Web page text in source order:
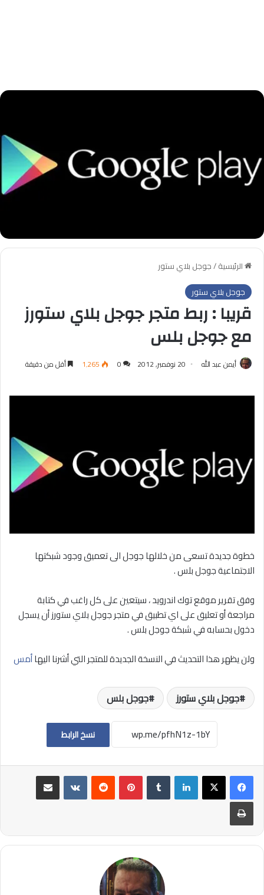
الرئيسية/جوجل بلاي ستور
جوجل بلاي ستور
قريبا : ربط متجر جوجل بلاي ستورز
مع جوجل بلس
أيمن عبد الله 20 نوفمبر, 2012 0 1٬265 أقل من دقيقة
خطوة جديدة تسعى من خلالها جوجل الى تعميق وجود شبكتها
الاجتماعية جوجل بلس .
وفق تقرير موقع توك اندرويد ، سيتعين على كل راغب في كتابة
مراجعة أو تعليق على اي تطبيق في متجر جوجل بلاي ستورز أن يسجل
دخول بحسابه في شبكة جوجل بلس .
ولن يظهر هذا التحديث في النسخة الجديدة للمتجر التي أشرنا اليهاأمس
جوجل بلاي ستورز جوجل بلس
نسخ الرابط
لينكدإن بينتيريست
مشاركة عبر البريد
طباعة